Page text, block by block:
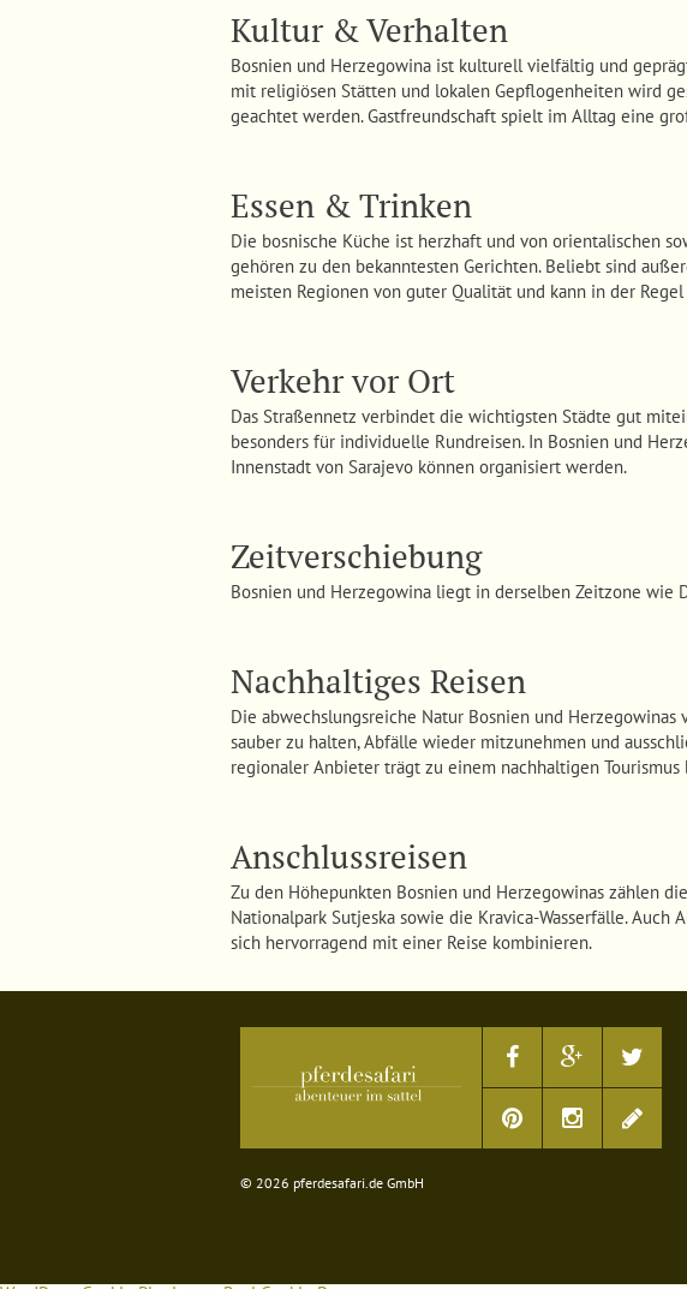
Kultur & Verhalten
Bosnien und Herzegowina ist kulturell vielfältig und
mit religiösen Stätten und lokalen Gepflogenheiten wird
geachtet werden. Gastfreundschaft spielt im Alltag eine
Essen & Trinken
Die bosnische Küche ist herzhaft und von orientalischen
gehören zu den bekanntesten Gerichten. Beliebt sind
meisten Regionen von guter Qualität und kann in der
Verkehr vor Ort
Das Straßennetz verbindet die wichtigsten Städte gut
besonders für individuelle Rundreisen. In Bosnien und
Innenstadt von Sarajevo können organisiert werden.
Zeitverschiebung
Bosnien und Herzegowina liegt in derselben Zeitzone wie
Nachhaltiges Reisen
Die abwechslungsreiche Natur Bosnien und
sauber zu halten, Abfälle wieder mitzunehmen und
regionaler Anbieter trägt zu einem nachhaltigen Tourismus
Anschlussreisen
Zu den Höhepunkten Bosnien und Herzegowinas zählen
Nationalpark Sutjeska sowie die Kravica-Wasserfälle.
sich hervorragend mit einer Reise kombinieren.
© 2026 pferdesafari.de GmbH